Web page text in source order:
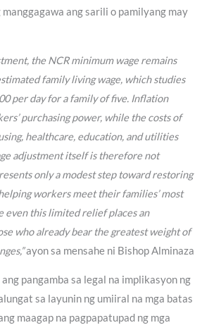
ang sarili o pamilyang may
the NCR minimum wage remains
family living wage, which studies
per day for a family of five. Inflation
purchasing power, while the costs of
healthcare, education, and utilities
adjustment itself is therefore not
only a modest step toward restoring
workers meet their families’ most
even this limited relief places an
who already bear the greatest weight of
ayon sa mensahe ni Bishop Alminaza
pangamba sa legal na implikasyon ng
sa layunin ng umiiral na mga batas
maagap na pagpapatupad ng mga